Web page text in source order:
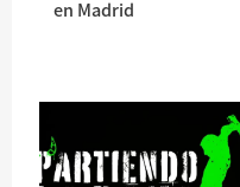
en Madrid